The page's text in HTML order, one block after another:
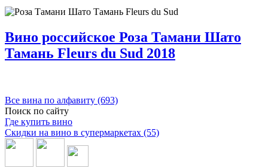
Вино российское Роза Тамани Шато
Тамань Fleurs du Sud 2018
Все вина по алфавиту (693)
Поиск по сайту
Где купить вино
Скидки на вино в супермаркетах (55)